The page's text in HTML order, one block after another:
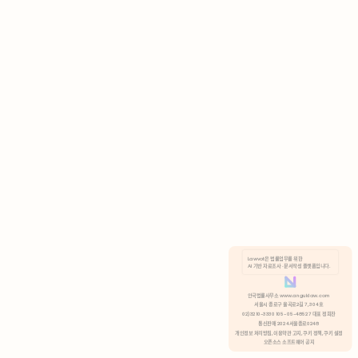
분석 쿠키 허용
Lawvot은 법률업무를 위한
AI 기반 자료조사 · 문서작성 플랫폼입니다.
안국법률사무소 www.anguklaw.com
서울시 종로구 율곡로2길 7, 304호
02)3210-3330 105-05-48527 대표 정희찬
통신판매 2024서울종로0248
개인정보 처리방침, 이용약관 고지, 쿠키 정책, 쿠키 설정
오픈소스 소프트웨어 공지